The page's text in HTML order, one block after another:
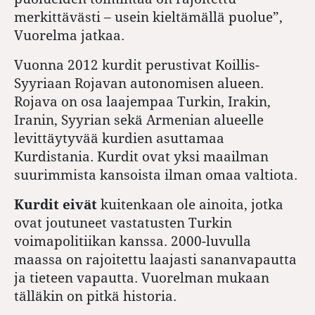
merkittävästi – usein kieltämällä puolue”,
Vuorelma jatkaa.
Vuonna 2012 kurdit perustivat Koillis-
Syyriaan Rojavan autonomisen alueen.
Rojava on osa laajempaa Turkin, Irakin,
Iranin, Syyrian sekä Armenian alueelle
levittäytyvää kurdien asuttamaa
Kurdistania. Kurdit ovat yksi maailman
suurimmista kansoista ilman omaa valtiota.
Kurdit eivät kuitenkaan ole ainoita, jotka
ovat joutuneet vastatusten Turkin
voimapolitiikan kanssa. 2000-luvulla
maassa on rajoitettu laajasti sananvapautta
ja tieteen vapautta. Vuorelman mukaan
tälläkin on pitkä historia.